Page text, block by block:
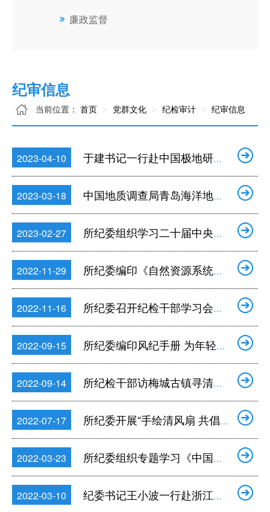
廉政监督
纪审信息
当前位置： 首页 党群文化 纪检审计 纪审信息
2023-04-10 于建书记一行赴中国极地研究中心调研
2023-03-18 中国地质调查局青岛海洋地质研究所纪委来所调研
2023-02-27 所纪委组织学习二十届中央纪委二次全会精神
2022-11-29 所纪委编印《自然资源系统严重违纪违法警示教育案例汇编》
2022-11-16 所纪委召开纪检干部学习会专题学习党的二十大精神
2022-09-15 所纪委编印风纪手册 为年轻干部送“清风”
2022-09-14 所纪检干部访梅城古镇寻清廉足迹
2022-07-17 所纪委开展“手绘清风扇 共倡清廉风”活动
2022-03-23 所纪委组织专题学习《中国共产党纪律检查委员会工作条例》
2022-03-10 纪委书记王小波一行赴浙江省农业科学院调研